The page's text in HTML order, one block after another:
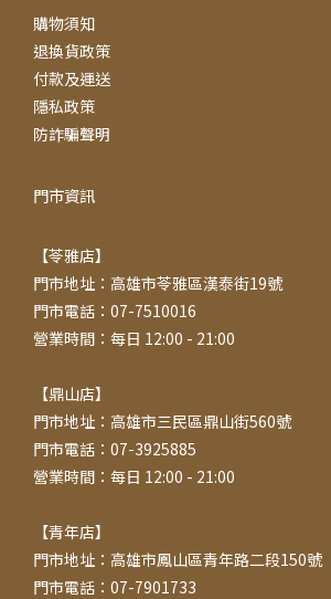
購物須知
退換貨政策
付款及運送
隱私政策
防詐騙聲明
門市資訊
【苓雅店】
門市地址：高雄市苓雅區漢泰街19號
門市電話：07-7510016
營業時間：每日 12:00 - 21:00
【鼎山店】
門市地址：高雄市三民區鼎山街560號
門市電話：07-3925885
營業時間：每日 12:00 - 21:00
【青年店】
門市地址：高雄市鳳山區青年路二段150號
門市電話：07-7901733